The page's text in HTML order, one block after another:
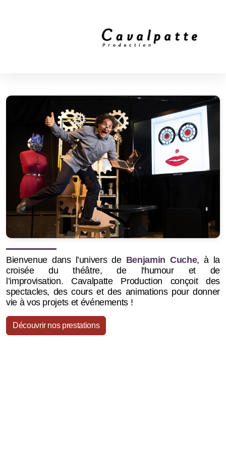
Bienvenue dans l’univers de Benjamin Cuche, à la
croisée du théâtre, de l'humour et de
l’improvisation. Cavalpatte Production conçoit des
spectacles, des cours et des animations pour donner
vie à vos projets et événements !
Découvrir nos prestations